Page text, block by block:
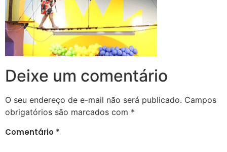
Deixe um comentário
O seu endereço de e-mail não será publicado. Campos
obrigatórios são marcados com *
Comentário *